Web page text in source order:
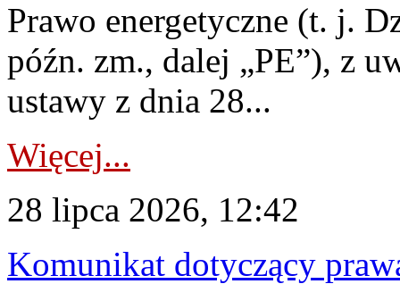
Prawo energetyczne (t. j.
późn. zm., dalej „PE”), z
ustawy z dnia 28...
Więcej...
28 lipca 2026, 12:42
Komunikat dotyczący